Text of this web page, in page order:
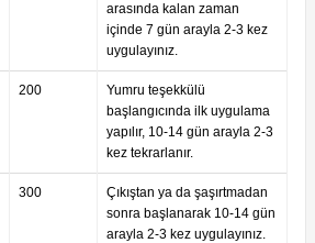
arasında kalan zaman
içinde 7 gün arayla 2-3 kez
uygulayınız.
200
Yumru teşekkülü
başlangıcında ilk uygulama
yapılır, 10-14 gün arayla 2-3
kez tekrarlanır.
300
Çıkıştan ya da şaşırtmadan
sonra başlanarak 10-14 gün
arayla 2-3 kez uygulayınız.